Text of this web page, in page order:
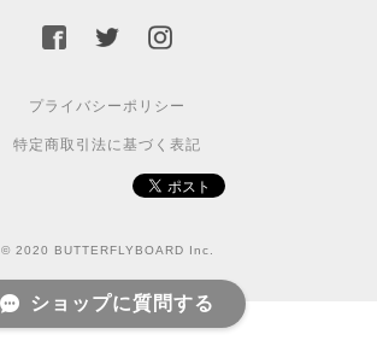
プライバシーポリシー
特定商取引法に基づく表記
© 2020 BUTTERFLYBOARD Inc.
ショップに質問する